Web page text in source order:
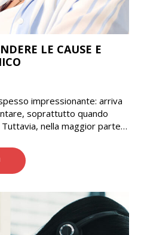
LE CAUSE E
impressionante: arriva
soprattutto quando
nella maggior parte